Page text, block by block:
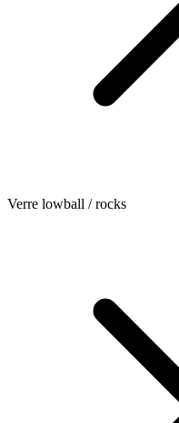
Verre lowball / rocks